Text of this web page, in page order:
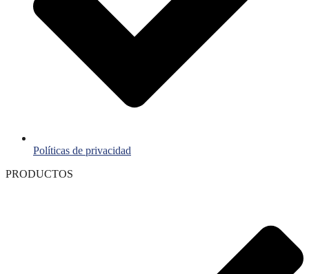
Políticas de privacidad
PRODUCTOS